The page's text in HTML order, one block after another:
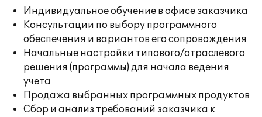
Индивидуальное обучение в офисе заказчика
Консультации по выбору программного
обеспечения и вариантов его сопровождения
Начальные настройки типового/отраслевого
решения (программы) для начала ведения
учета
Продажа выбранных программных продуктов
Сбор и анализ требований заказчика к